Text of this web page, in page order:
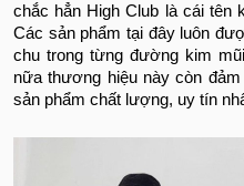
chắc hẳn High Club là cái tên
Các sản phẩm tại đây luôn
chu trong từng đường kim
nữa thương hiệu này còn
sản phẩm chất lượng, uy tín